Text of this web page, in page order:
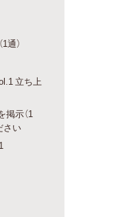
通）
立ち上
示（1
さい